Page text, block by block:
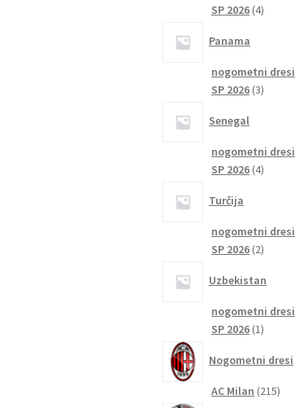
SP 2026 44
Panama
nogometni dresi
SP 2026 33
Senegal
nogometni dresi
SP 2026 44
Turčija
nogometni dresi
SP 2026 22
Uzbekistan
nogometni dresi
SP 2026 11
Nogometni dresi
AC Milan 215215